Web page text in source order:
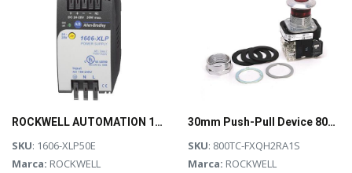
ROCKWELL AUTOMATION 1606-XLP, Fuente de Poder Compact, Monofásica 120/240 Vac, Salida 2.1 Amps@24 Vdc - 1606XLP50E
SKU: 1606-XLP50E
Marca: ROCKWELL
30mm Push-Pull Device 800T PB
SKU: 800TC-FXQH2RA1S
Marca: ROCKWELL